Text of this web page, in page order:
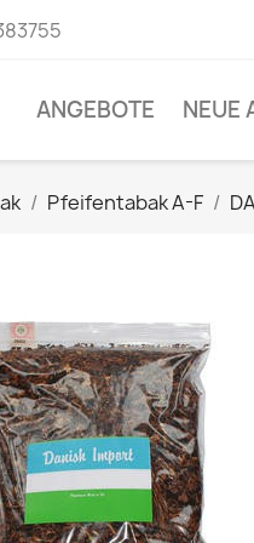
ANGEBOTE NEUE
Pfeifentabak A-F